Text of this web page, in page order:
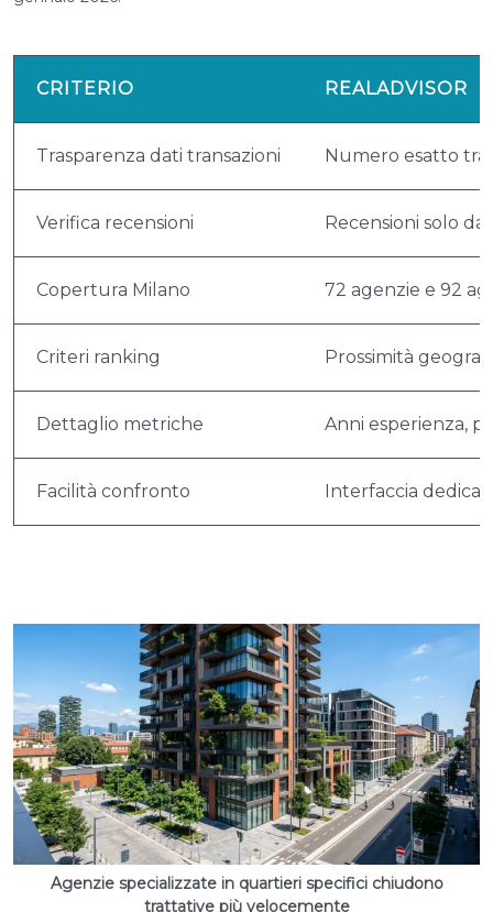
CRITERIO REALADVISOR
Trasparenza dati transazioni Numero esatto
Verifica recensioni Recensioni solo
Copertura Milano 72 agenzie e 92
Criteri ranking Prossimità
Dettaglio metriche Anni esperienza,
Facilità confronto Interfaccia
Agenzie specializzate in quartieri specifici chiudono
trattative più velocemente